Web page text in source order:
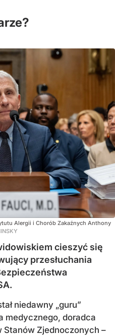
Alergii i Chorób Zakaźnych Anthony
cieszyć się
przesłuchania
niedawny „guru”
medycznego, doradca
Zjednoczonych –